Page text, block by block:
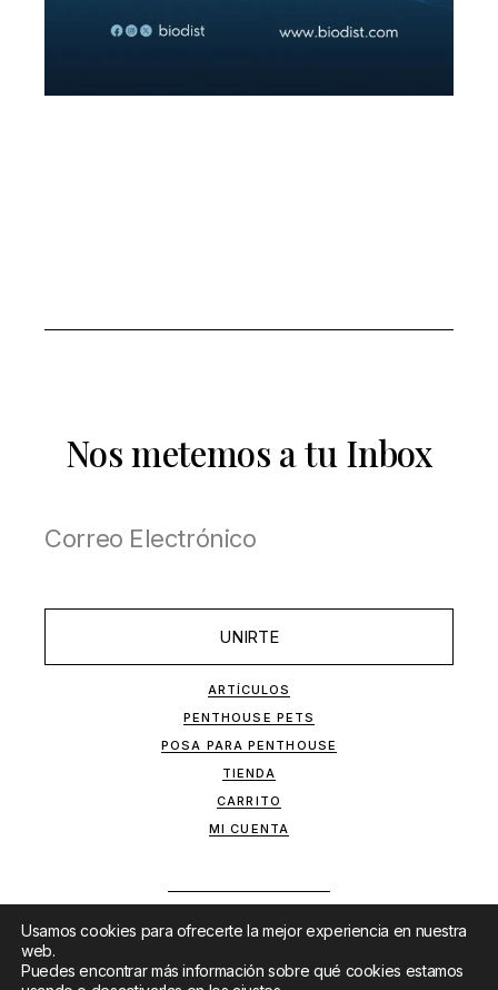
Nos metemos a tu Inbox
UNIRTE
ARTÍCULOS
PENTHOUSE PETS
POSA PARA PENTHOUSE
TIENDA
CARRITO
MI CUENTA
Usamos cookies para ofrecerte la mejor experiencia en nuestra
web.
Puedes encontrar más información sobre qué cookies estamos